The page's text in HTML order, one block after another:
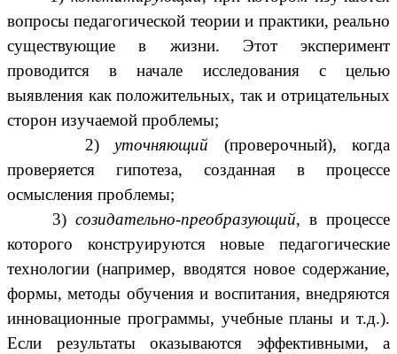
вопросы педагогической теории и практики, реально
существующие в жизни. Этот эксперимент
проводится в начале исследования с целью
выявления как положительных, так и отрицательных
сторон изучаемой проблемы;
2) уточняющий (проверочный), когда
проверяется гипотеза, созданная в процессе
осмысления проблемы;
3) созидательно-преобразующий, в процессе
которого конструируются новые педагогические
технологии (например, вводятся новое содержание,
формы, методы обучения и воспитания, внедряются
инновационные программы, учебные планы и т.д.).
Если результаты оказываются эффективными, а